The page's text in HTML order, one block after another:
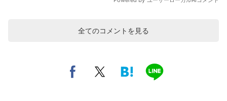
全てのコメントを見る